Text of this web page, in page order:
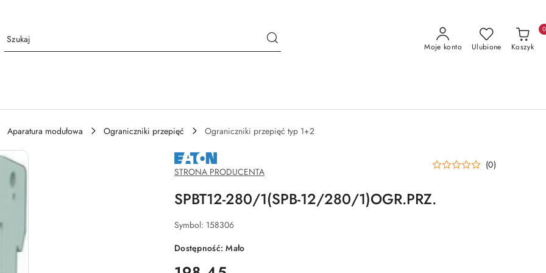
Moje konto Ulubione Koszyk
0
Aparatura modułowa Ograniczniki przepięć
Ograniczniki przepięć typ 1+2
NAZWA
PRODUCENTA:
EATON
STRONA PRODUCENTA
(0)
SPBT12-280/1(SPB-12/280/1)OGR.PRZ.
Symbol: 158306
Dostępność:Mało